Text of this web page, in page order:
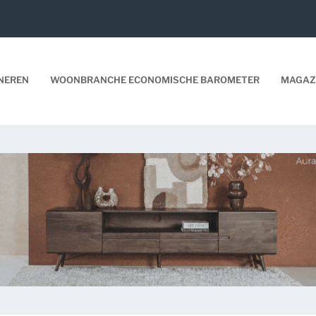
WOONBRANCHE ECONOMISCHE BAROMETER